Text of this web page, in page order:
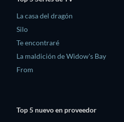
La casa del dragón
Silo
Te encontraré
La maldición de Widow's Bay
From
Top 5 nuevo en proveedor